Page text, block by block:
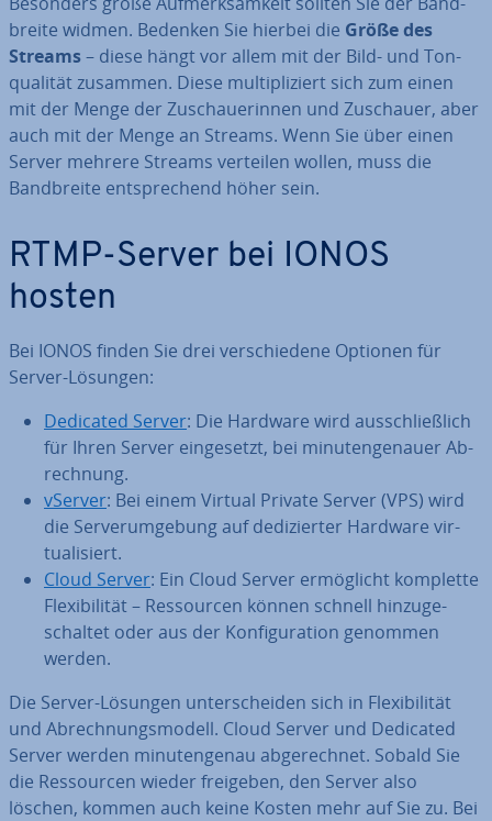
brei­te widmen. Bedenken Sie hierbei die Größe des
Streams– diese hängt vor allem mit der Bild- und Ton­
qua­li­tät zusammen. Diese mul­ti­pli­ziert sich zum einen
mit der Menge der Zu­schaue­rin­nen und Zuschauer, aber
auch mit der Menge an Streams. Wenn Sie über einen
Server mehrere Streams verteilen wollen, muss die
Band­brei­te ent­spre­chend höher sein.
RTMP-Server bei IONOS
hosten
Bei IONOS finden Sie drei ver­schie­de­ne Optionen für
Server-Lösungen:
Dedicated Server: Die Hardware wird aus­schließ­lich
für Ihren Server ein­ge­setzt, bei mi­nu­ten­ge­nau­er Ab­
rech­nung.
vServer: Bei einem Virtual Private Server (VPS) wird
die Ser­ver­um­ge­bung auf de­di­zier­ter Hardware vir­
tua­li­siert.
Cloud Server: Ein Cloud Server er­mög­licht komplette
Fle­xi­bi­li­tät – Res­sour­cen können schnell hin­zu­ge­
schal­tet oder aus der Kon­fi­gu­ra­ti­on genommen
werden.
Die Server-Lösungen un­ter­schei­den sich in Fle­xi­bi­li­tät
und Ab­rech­nungs­mo­dell. Cloud Server und Dedicated
Server werden mi­nu­ten­ge­nau ab­ge­rech­net. Sobald Sie
die Res­sour­cen wieder freigeben, den Server also
löschen, kommen auch keine Kosten mehr auf Sie zu. Bei